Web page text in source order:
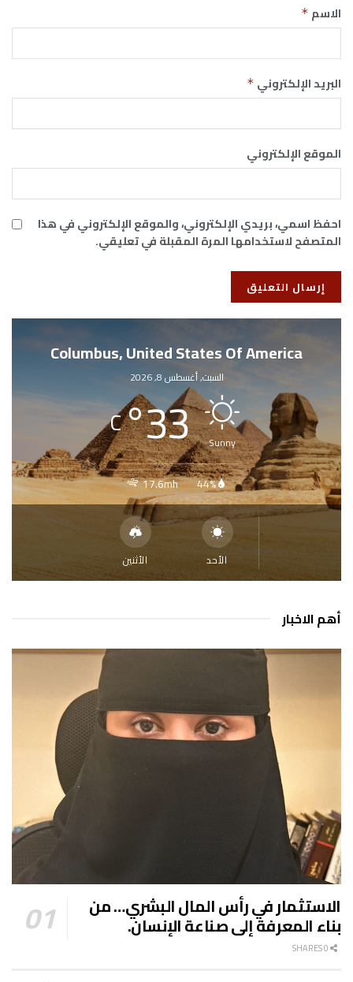
الاسم *
البريد الإلكتروني *
الموقع الإلكتروني
احفظ اسمي، بريدي الإلكتروني، والموقع الإلكتروني في هذا
المتصفح لاستخدامها المرة المقبلة في تعليقي.
Columbus, United States Of America
السبت, أغسطس 8, 2026
Sunny
33
°
C
44%
17.6mh
الأحد الأثنين
أهم الاخبار
الاستثمار في رأس المال البشري… من
بناء المعرفة إلى صناعة الإنسان.